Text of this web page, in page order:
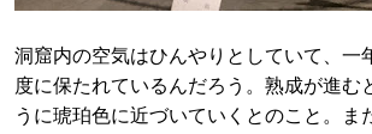
洞窟内の空気はひんやりとしていて、一
度に保たれているんだろう。熟成が進む
うに琥珀色に近づいていくとのこと。ま